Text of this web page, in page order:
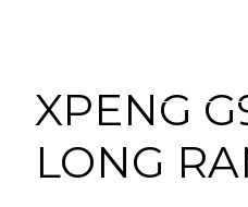
XPENG
LONG